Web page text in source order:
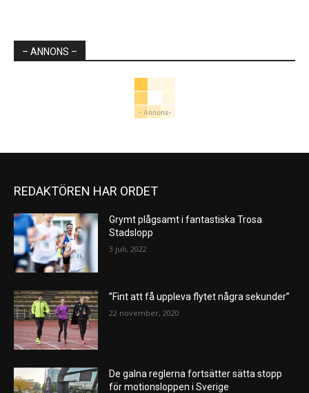
– ANNONS –
- Annons-
REDAKTÖREN HAR ORDET
Grymt plågsamt i fantastiska Trosa
Stadslopp
3 juli, 2022
”Fint att få uppleva flytet några sekunder”
22 november, 2020
De galna reglerna fortsätter sätta stopp
för motionsloppen i Sverige